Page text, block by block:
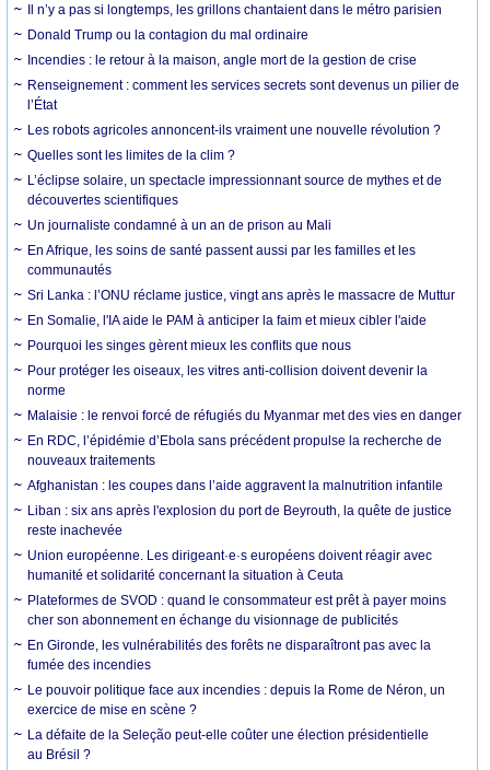
Il n’y a pas si longtemps, les grillons chantaient dans le métro parisien
Donald Trump ou la contagion du mal ordinaire
Incendies : le retour à la maison, angle mort de la gestion de crise
Renseignement : comment les services secrets sont devenus un pilier de
l’État
Les robots agricoles annoncent-ils vraiment une nouvelle révolution ?
Quelles sont les limites de la clim ?
L’éclipse solaire, un spectacle impressionnant source de mythes et de
découvertes scientifiques
Un journaliste condamné à un an de prison au Mali
En Afrique, les soins de santé passent aussi par les familles et les
communautés
Sri Lanka : l’ONU réclame justice, vingt ans après le massacre de Muttur
En Somalie, l'IA aide le PAM à anticiper la faim et mieux cibler l'aide
Pourquoi les singes gèrent mieux les conflits que nous
Pour protéger les oiseaux, les vitres anti-collision doivent devenir la
norme
Malaisie : le renvoi forcé de réfugiés du Myanmar met des vies en danger
En RDC, l’épidémie d’Ebola sans précédent propulse la recherche de
nouveaux traitements
Afghanistan : les coupes dans l’aide aggravent la malnutrition infantile
Liban : six ans après l'explosion du port de Beyrouth, la quête de justice
reste inachevée
Union européenne. Les dirigeant·e·s européens doivent réagir avec
humanité et solidarité concernant la situation à Ceuta
Plateformes de SVOD : quand le consommateur est prêt à payer moins
cher son abonnement en échange du visionnage de publicités
En Gironde, les vulnérabilités des forêts ne disparaîtront pas avec la
fumée des incendies
Le pouvoir politique face aux incendies : depuis la Rome de Néron, un
exercice de mise en scène ?
La défaite de la Seleção peut-elle coûter une élection présidentielle
au Brésil ?